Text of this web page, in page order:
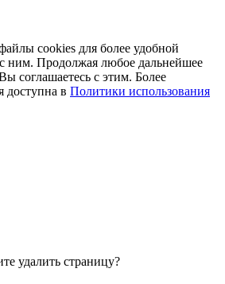
cookies для более удобной
ним. Продолжая любое дальнейшее
соглашаетесь с этим. Более
доступна в Политики использования
удалить страницу?